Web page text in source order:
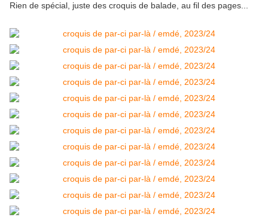
Rien de spécial, juste des croquis de balade, au fil des pages...